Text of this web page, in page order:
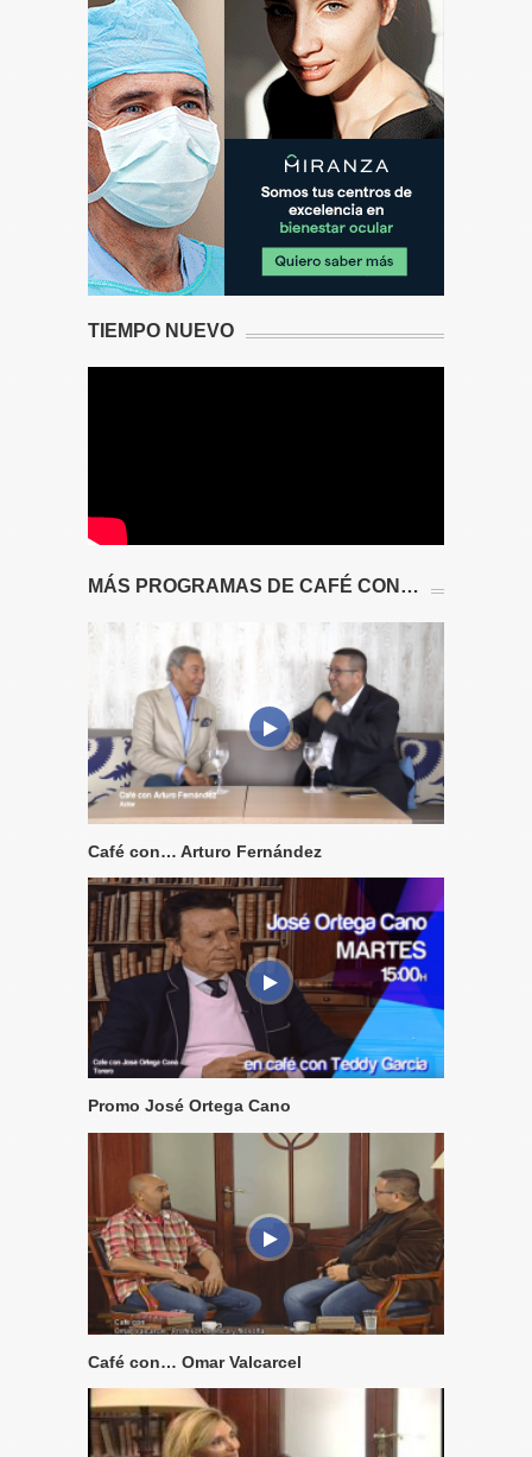
TIEMPO NUEVO
MÁS PROGRAMAS DE CAFÉ CON…
Café con… Arturo Fernández
Promo José Ortega Cano
Café con… Omar Valcarcel